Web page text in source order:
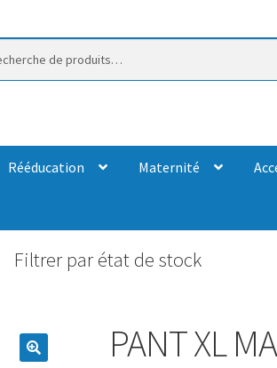
Rééducation Maternité
Filtrer par état de stock
PANT XL